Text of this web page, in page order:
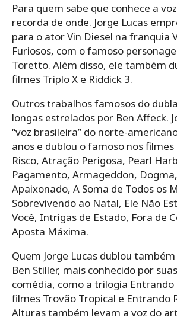
Para quem sabe que conhece a
recorda de onde. Jorge Lucas
para o ator Vin Diesel na franquia
Furiosos, com o famoso
Toretto. Além disso, ele também
filmes Triplo X e Riddick 3.
Outros trabalhos famosos do
longas estrelados por Ben Affeck.
“voz brasileira” do norte-
anos e dublou o famoso nos
Risco, Atração Perigosa, Pearl
Pagamento, Armageddon,
Apaixonado, A Soma de Todos os
Sobrevivendo ao Natal, Ele Não
Você, Intrigas de Estado, Fora de
Aposta Máxima.
Quem Jorge Lucas dublou
Ben Stiller, mais conhecido por
comédia, como a trilogia Entrando
filmes Trovão Tropical e Entrando
Alturas também levam a voz do